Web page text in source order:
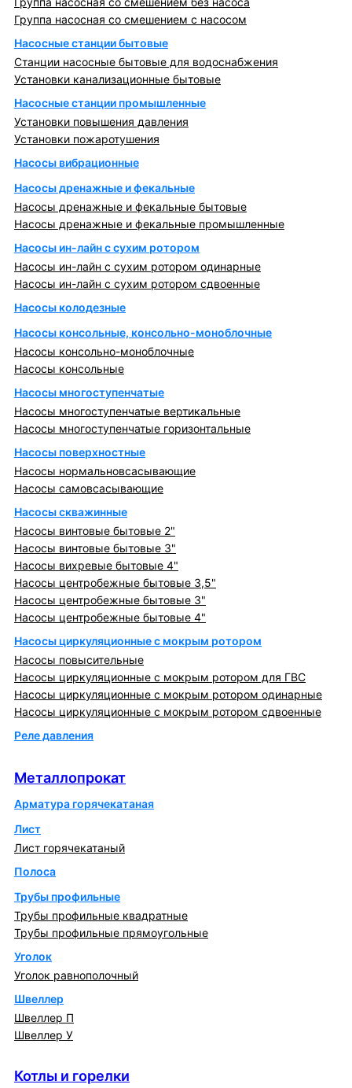
Группа насосная со смешением с насосом
Насосные станции бытовые
Станции насосные бытовые для водоснабжения
Установки канализационные бытовые
Насосные станции промышленные
Установки повышения давления
Установки пожаротушения
Насосы вибрационные
Насосы дренажные и фекальные
Насосы дренажные и фекальные бытовые
Насосы дренажные и фекальные промышленные
Насосы ин-лайн с сухим ротором
Насосы ин-лайн с сухим ротором одинарные
Насосы ин-лайн с сухим ротором сдвоенные
Насосы колодезные
Насосы консольные, консольно-моноблочные
Насосы консольно-моноблочные
Насосы консольные
Насосы многоступенчатые
Насосы многоступенчатые вертикальные
Насосы многоступенчатые горизонтальные
Насосы поверхностные
Насосы нормальновсасывающие
Насосы самовсасывающие
Насосы скважинные
Насосы винтовые бытовые 2"
Насосы винтовые бытовые 3"
Насосы вихревые бытовые 4"
Насосы центробежные бытовые 3,5"
Насосы центробежные бытовые 3"
Насосы центробежные бытовые 4"
Насосы циркуляционные с мокрым ротором
Насосы повысительные
Насосы циркуляционные с мокрым ротором для ГВС
Насосы циркуляционные с мокрым ротором одинарные
Насосы циркуляционные с мокрым ротором сдвоенные
Реле давления
Металлопрокат
Арматура горячекатаная
Лист
Лист горячекатаный
Полоса
Трубы профильные
Трубы профильные квадратные
Трубы профильные прямоугольные
Уголок
Уголок равнополочный
Швеллер
Швеллер П
Швеллер У
Котлы и горелки